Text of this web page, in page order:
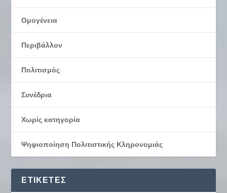
Ομογένεια
Περιβάλλον
Πολιτισμός
Συνέδρια
Χωρίς κατηγορία
Ψηφιοποίηση Πολιτιστικής Κληρονομιάς
ΕΤΙΚΈΤΕΣ